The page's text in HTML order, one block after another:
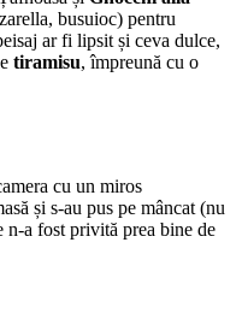
busuioc) pentru
ar fi lipsit și ceva dulce,
tiramisu, împreună cu o
cu un miros
și s-au pus pe mâncat (nu
n-a fost privită prea bine de